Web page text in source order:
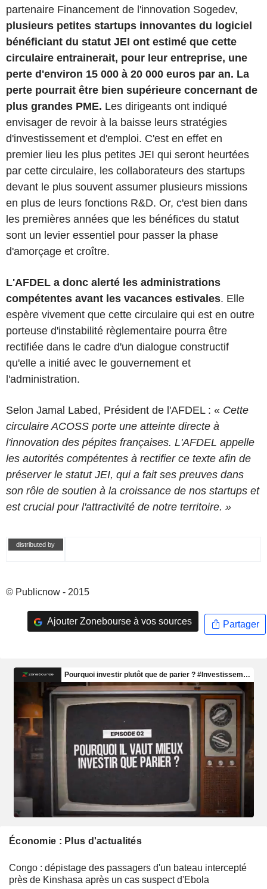
partenaire Financement de l'innovation Sogedev,
plusieurs petites startups innovantes du logiciel
bénéficiant du statut JEI ont estimé que cette
circulaire entrainerait, pour leur entreprise, une
perte d'environ 15 000 à 20 000 euros par an. La
perte pourrait être bien supérieure concernant de
plus grandes PME. Les dirigeants ont indiqué
envisager de revoir à la baisse leurs stratégies
d'investissement et d'emploi. C'est en effet en
premier lieu les plus petites JEI qui seront heurtées
par cette circulaire, les collaborateurs des startups
devant le plus souvent assumer plusieurs missions
en plus de leurs fonctions R&D. Or, c'est bien dans
les premières années que les bénéfices du statut
sont un levier essentiel pour passer la phase
d'amorçage et croître.
L'AFDEL a donc alerté les administrations
compétentes avant les vacances estivales. Elle
espère vivement que cette circulaire qui est en outre
porteuse d'instabilité règlementaire pourra être
rectifiée dans le cadre d'un dialogue constructif
qu'elle a initié avec le gouvernement et
l'administration.
Selon Jamal Labed, Président de l'AFDEL : « Cette
circulaire ACOSS porte une atteinte directe à
l'innovation des pépites françaises. L'AFDEL appelle
les autorités compétentes à rectifier ce texte afin de
préserver le statut JEI, qui a fait ses preuves dans
son rôle de soutien à la croissance de nos startups et
est crucial pour l'attractivité de notre territoire. »
distributed by
© Publicnow - 2015
Ajouter Zonebourse à vos sources Partager
Économie : Plus d'actualités
Congo : dépistage des passagers d'un bateau intercepté
près de Kinshasa après un cas suspect d'Ebola